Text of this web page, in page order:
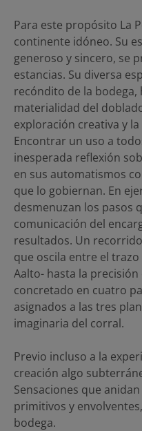
Para este propósito La
continente idóneo. Su
generoso y sincero, se
estancias. Su diversa
recóndito de la bodega,
materialidad del
exploración creativa y
Encontrar un uso a
inesperada reflexión
en sus automatismos
que lo gobiernan. En
desmenuzan los pasos
comunicación del
resultados. Un
que oscila entre el
Aalto- hasta la
concretado en cuatro
asignados a las tres
imaginaria del corral.
Previo incluso a la
creación algo
Sensaciones que
primitivos y
bodega.